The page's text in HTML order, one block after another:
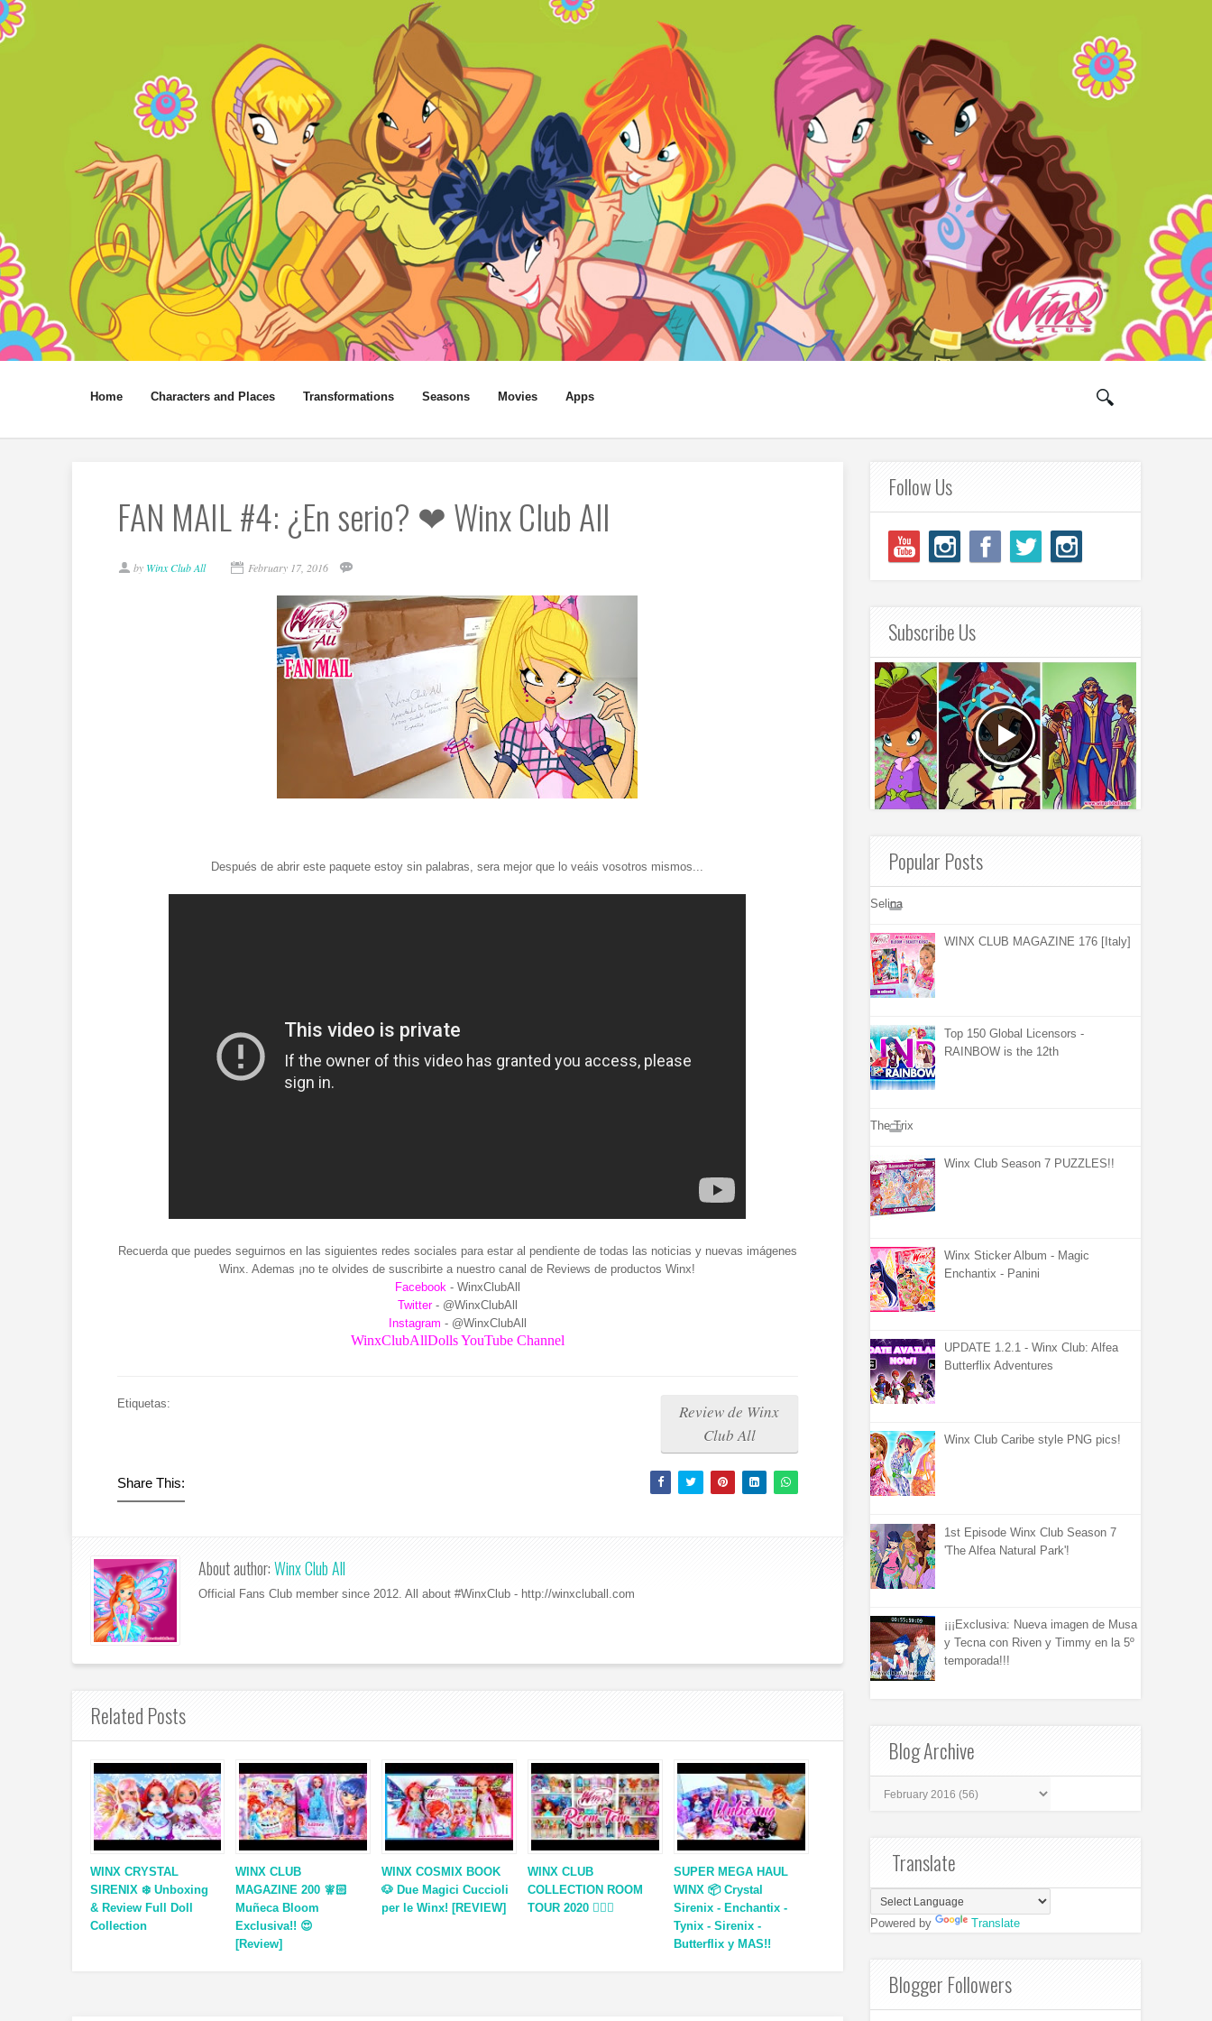
Home Characters and Places Transformations Seasons Movies Apps
FAN MAIL #4: ¿En serio? ❤ Winx Club All
by Winx Club All February 17, 2016
Después de abrir este paquete estoy sin palabras, sera mejor que lo veáis vosotros mismos...
Recuerda que puedes seguirnos en las siguientes redes sociales para estar al pendiente de todas las noticias y nuevas imágenes
Winx. Ademas ¡no te olvides de suscribirte a nuestro canal de Reviews de productos Winx!
Facebook- WinxClubAll
Twitter- @WinxClubAll
Instagram - @WinxClubAll
WinxClubAllDolls YouTube Channel
Etiquetas:
Review de Winx
Club All
Share This:
About author:Winx Club All
Official Fans Club member since 2012. All about #WinxClub - http://winxcluball.com
Related Posts
WINX CRYSTAL
SIRENIX ❄️ Unboxing
& Review Full Doll
Collection
WINX CLUB
MAGAZINE 200 🧚🏻
Muñeca Bloom
Exclusiva!! 😍
[Review]
WINX COSMIX BOOK
🐶 Due Magici Cuccioli
per le Winx! [REVIEW]
WINX CLUB
COLLECTION ROOM
TOUR 2020 🧚‍♀️✨
SUPER MEGA HAUL
WINX 📦 Crystal
Sirenix - Enchantix -
Tynix - Sirenix -
Butterflix y MAS!!
Follow Us
Subscribe Us
Popular Posts
Selina
WINX CLUB MAGAZINE 176 [Italy]
Top 150 Global Licensors -
RAINBOW is the 12th
The Trix
Winx Club Season 7 PUZZLES!!
Winx Sticker Album - Magic
Enchantix - Panini
UPDATE 1.2.1 - Winx Club: Alfea
Butterflix Adventures
Winx Club Caribe style PNG pics!
1st Episode Winx Club Season 7
'The Alfea Natural Park'!
¡¡¡Exclusiva: Nueva imagen de Musa
y Tecna con Riven y Timmy en la 5º
temporada!!!
Blog Archive
Translate
Powered by Translate
Blogger Followers